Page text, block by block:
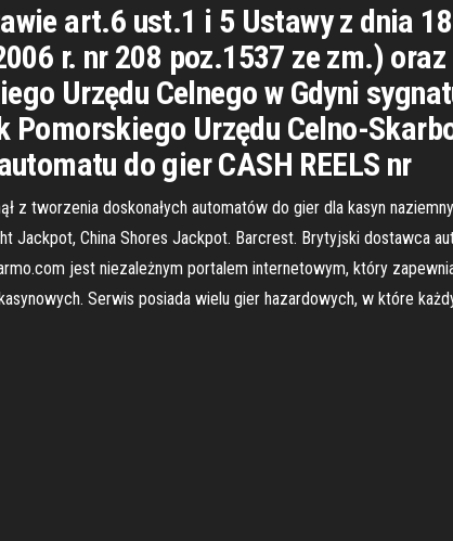
art.6 ust.1 i 5 Ustawy z dnia
r. nr 208 poz.1537 ze zm.)
Urzędu Celnego w Gdyni
Pomorskiego Urzędu Celno-
do gier CASH REELS nr
z tworzenia doskonałych automatów do gier dla kasyn
Jackpot, China Shores Jackpot. Barcrest. Brytyjski dostawca
jest niezależnym portalem internetowym, który
Serwis posiada wielu gier hazardowych, w które